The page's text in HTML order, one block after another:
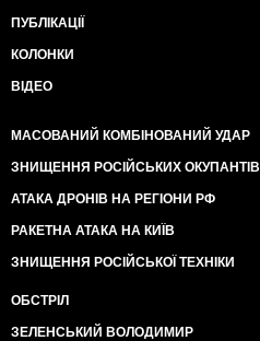
ПУБЛІКАЦІЇ
КОЛОНКИ
ВІДЕО
МАСОВАНИЙ КОМБІНОВАНИЙ УДАР
ЗНИЩЕННЯ РОСІЙСЬКИХ ОКУПАНТІВ
АТАКА ДРОНІВ НА РЕГІОНИ РФ
РАКЕТНА АТАКА НА КИЇВ
ЗНИЩЕННЯ РОСІЙСЬКОЇ ТЕХНІКИ
ОБСТРІЛ
ЗЕЛЕНСЬКИЙ ВОЛОДИМИР